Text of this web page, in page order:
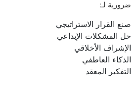
ضرورية لـ:
صنع القرار الاستراتيجي
حل المشكلات الإبداعي
الإشراف الأخلاقي
الذكاء العاطفي
التفكير المعقد